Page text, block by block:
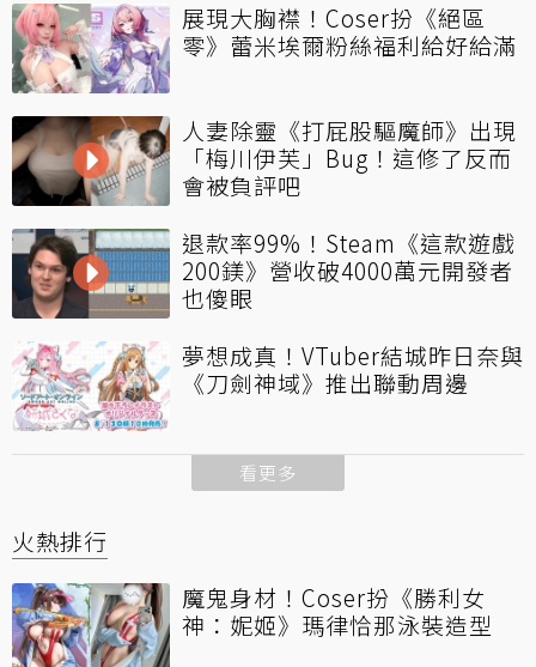
展現大胸襟！Coser扮《絕區
零》蕾米埃爾粉絲福利給好給滿
人妻除靈《打屁股驅魔師》出現
「梅川伊芙」Bug！這修了反而
會被負評吧
退款率99%！Steam《這款遊戲
200鎂》營收破4000萬元開發者
也傻眼
夢想成真！VTuber結城昨日奈與
《刀劍神域》推出聯動周邊
看更多
火熱排行
魔鬼身材！Coser扮《勝利女
神：妮姬》瑪律恰那泳裝造型